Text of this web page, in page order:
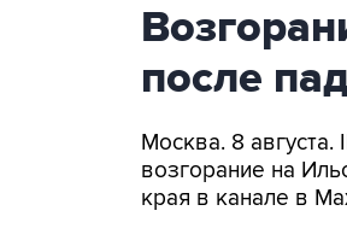
после
Москва. 8
возгорание на
края в канале в